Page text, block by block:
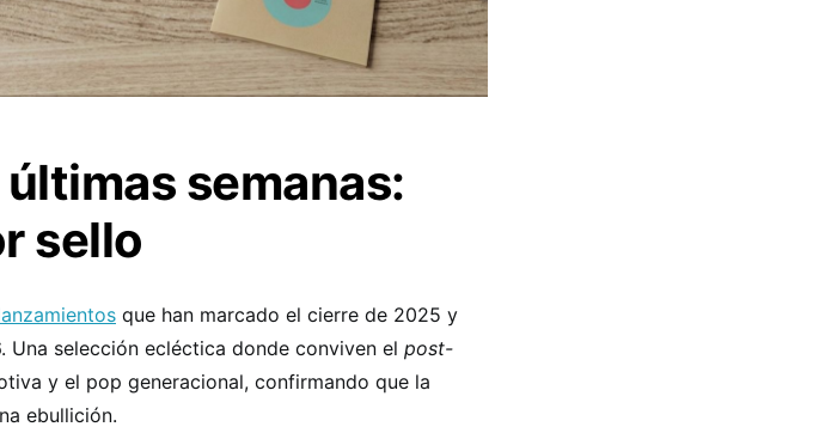
semanas:
sello
que han marcado el cierre de 2025 y
selección ecléctica donde conviven el post-
y el pop generacional, confirmando que la
ebullición.